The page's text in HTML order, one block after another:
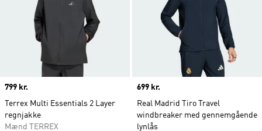
Price
799 kr.
Terrex Multi Essentials 2 Layer
regnjakke
Mænd TERREX
Price
699 kr.
Real Madrid Tiro Travel
windbreaker med gennemgående
lynlås